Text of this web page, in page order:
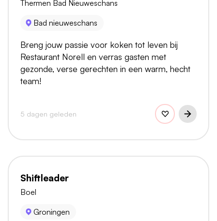
Thermen Bad Nieuweschans
Bad nieuweschans
Breng jouw passie voor koken tot leven bij
Restaurant Norell en verras gasten met
gezonde, verse gerechten in een warm, hecht
team!
5 dagen geleden
Shiftleader
Boel
Groningen